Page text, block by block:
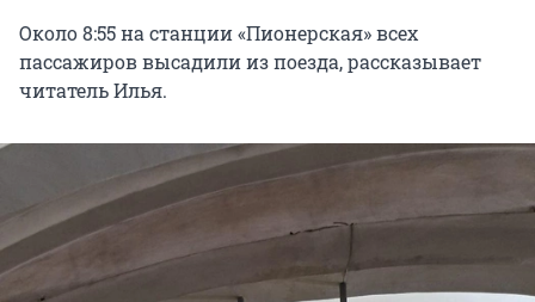
Около 8:55 на станции «Пионерская» всех
пассажиров высадили из поезда, рассказывает
читатель Илья.